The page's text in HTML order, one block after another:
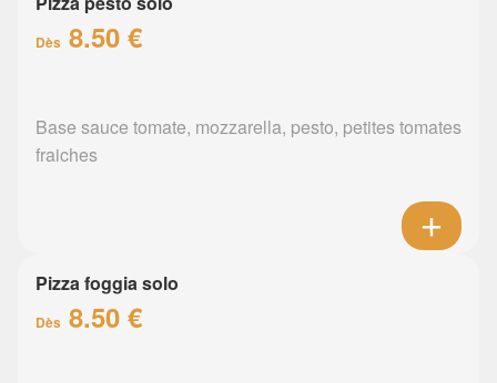
Dès 8.50 €
Base sauce tomate, mozzarella, pesto, petites tomates
fraiches
Pizza foggia solo
Dès 8.50 €